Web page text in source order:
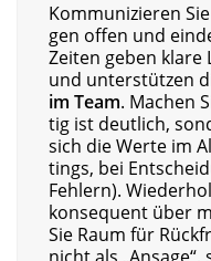
Kom­mu­ni­zie­ren
gen offen und
Zei­ten geben
und unter­stüt­zen
im Team. Machen
tig ist deut­lich,
sich die Wer­te im
tings, bei
Feh­lern).
kon­se­quent über
Sie Raum für